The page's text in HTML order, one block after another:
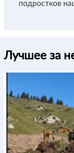
подростков
Лучшее за